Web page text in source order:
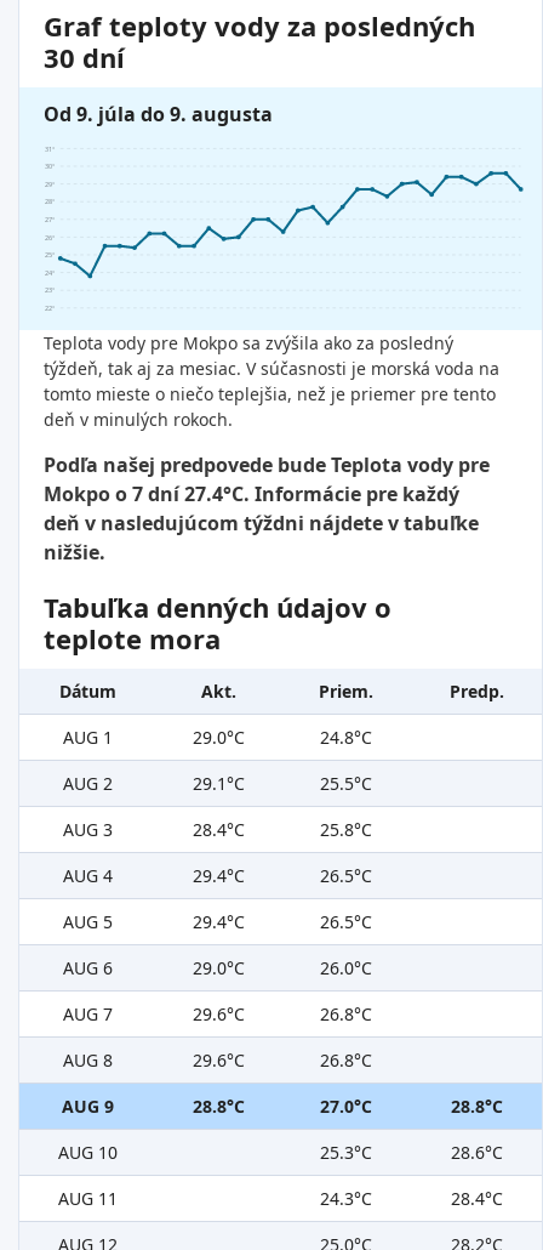
Graf teploty vody za posledných
30 dní
Od 9. júla do 9. augusta
22°
23°
24°
25°
26°
27°
28°
29°
30°
31°
Teplota vody pre Mokpo sa zvýšila ako za posledný
týždeň, tak aj za mesiac. V súčasnosti je morská voda na
tomto mieste o niečo teplejšia, než je priemer pre tento
deň v minulých rokoch.
Podľa našej predpovede bude Teplota vody pre
Mokpo o 7 dní 27.4°C. Informácie pre každý
deň v nasledujúcom týždni nájdete v tabuľke
nižšie.
Tabuľka denných údajov o
teplote mora
Dátum Akt. Priem.
Predp.
AUG 1
29.0°C
24.8°C
AUG 2
29.1°C
25.5°C
AUG 3
28.4°C
25.8°C
AUG 4
29.4°C
26.5°C
AUG 5
29.4°C
26.5°C
AUG 6
29.0°C
26.0°C
AUG 7
29.6°C
26.8°C
AUG 8
29.6°C
26.8°C
AUG 9
28.8°C 27.0°C
28.8°C
AUG 10
25.3°C
28.6°C
AUG 11
24.3°C
28.4°C
AUG 12
25.0°C 28.2°C